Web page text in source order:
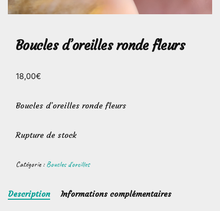
Boucles d’oreilles ronde fleurs
18,00€
Boucles d’oreilles ronde fleurs
Rupture de stock
Catégorie :Boucles d'oreilles
Description Informations complémentaires